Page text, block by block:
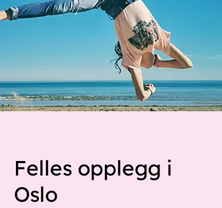
Felles opplegg i
Oslo